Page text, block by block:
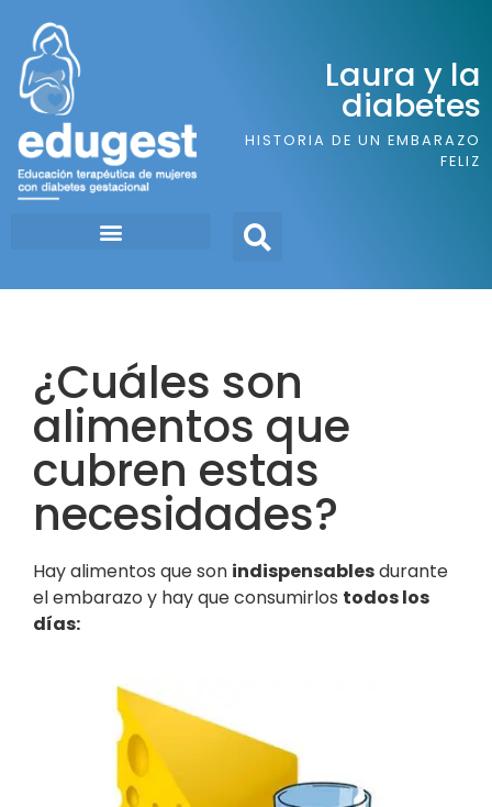
Laura y la
diabetes
HISTORIA DE UN EMBARAZO
FELIZ
¿Cuáles son
alimentos que
cubren estas
necesidades?
Hay alimentos que son indispensablesdurante
el embarazo y hay que consumirlos todos los
días: